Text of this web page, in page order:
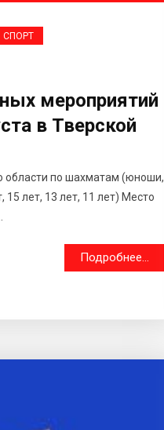
СПОРТ
мероприятий
в Тверской
области по шахматам (юноши,
15 лет, 13 лет, 11 лет) Место
Подробнее...